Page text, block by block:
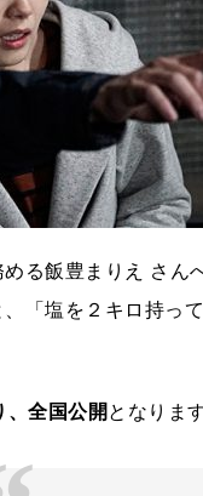
る飯豊まりえ さ
「塩を２キロ持っ
、全国公開 となりま